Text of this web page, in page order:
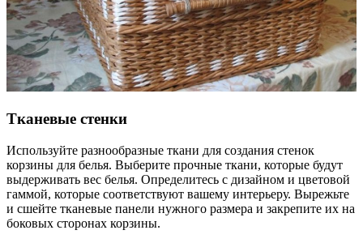
Тканевые стенки
Используйте разнообразные ткани для создания стенок
корзины для белья. Выберите прочные ткани, которые будут
выдерживать вес белья. Определитесь с дизайном и цветовой
гаммой, которые соответствуют вашему интерьеру. Вырежьте
и сшейте тканевые панели нужного размера и закрепите их на
боковых сторонах корзины.